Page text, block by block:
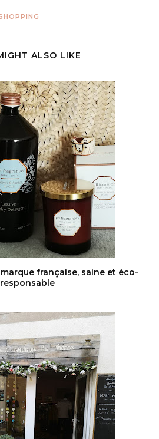
ALSO LIKE
française, saine et éco-
responsable